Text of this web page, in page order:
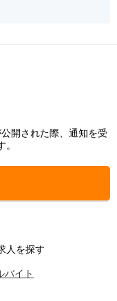
開された際、通知を受
人を探す
バイト